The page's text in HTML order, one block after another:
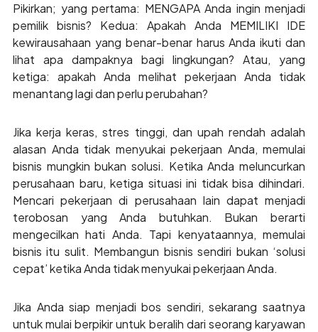
Pikirkan; yang pertama: MENGAPA Anda ingin menjadi
pemilik bisnis? Kedua: Apakah Anda MEMILIKI IDE
kewirausahaan yang benar-benar harus Anda ikuti dan
lihat apa dampaknya bagi lingkungan? Atau, yang
ketiga: apakah Anda melihat pekerjaan Anda tidak
menantang lagi dan perlu perubahan?
Jika kerja keras, stres tinggi, dan upah rendah adalah
alasan Anda tidak menyukai pekerjaan Anda, memulai
bisnis mungkin bukan solusi. Ketika Anda meluncurkan
perusahaan baru, ketiga situasi ini tidak bisa dihindari.
Mencari pekerjaan di perusahaan lain dapat menjadi
terobosan yang Anda butuhkan. Bukan berarti
mengecilkan hati Anda. Tapi kenyataannya, memulai
bisnis itu sulit. Membangun bisnis sendiri bukan ‘solusi
cepat’ ketika Anda tidak menyukai pekerjaan Anda.
Jika Anda siap menjadi bos sendiri, sekarang saatnya
untuk mulai berpikir untuk beralih dari seorang karyawan